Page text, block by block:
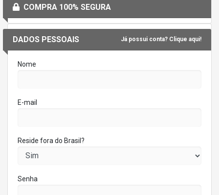
DADOS PESSOAIS Já possui conta? Clique aqui!
Nome
E-mail
Reside fora do Brasil?
Senha
COMPRA 100% SEGURA